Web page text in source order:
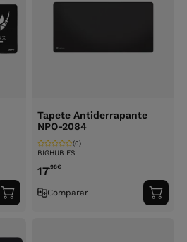
Adicionar
ao
Tapete Antiderrapante
NPO-2084
BIGHUB ES
(0)
17,98€
Comparar
ao